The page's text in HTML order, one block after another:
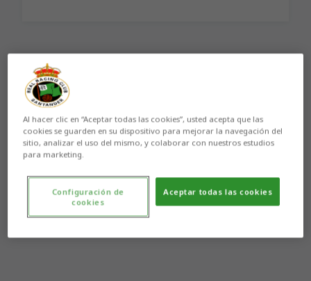
Aún no hay reacciones. ¡Sé el primero!
Al hacer clic en “Aceptar todas las cookies”, usted acepta que las
cookies se guarden en su dispositivo para mejorar la navegación del
sitio, analizar el uso del mismo, y colaborar con nuestros estudios
para marketing.
Aceptar todas las cookies
Configuración de
cookies